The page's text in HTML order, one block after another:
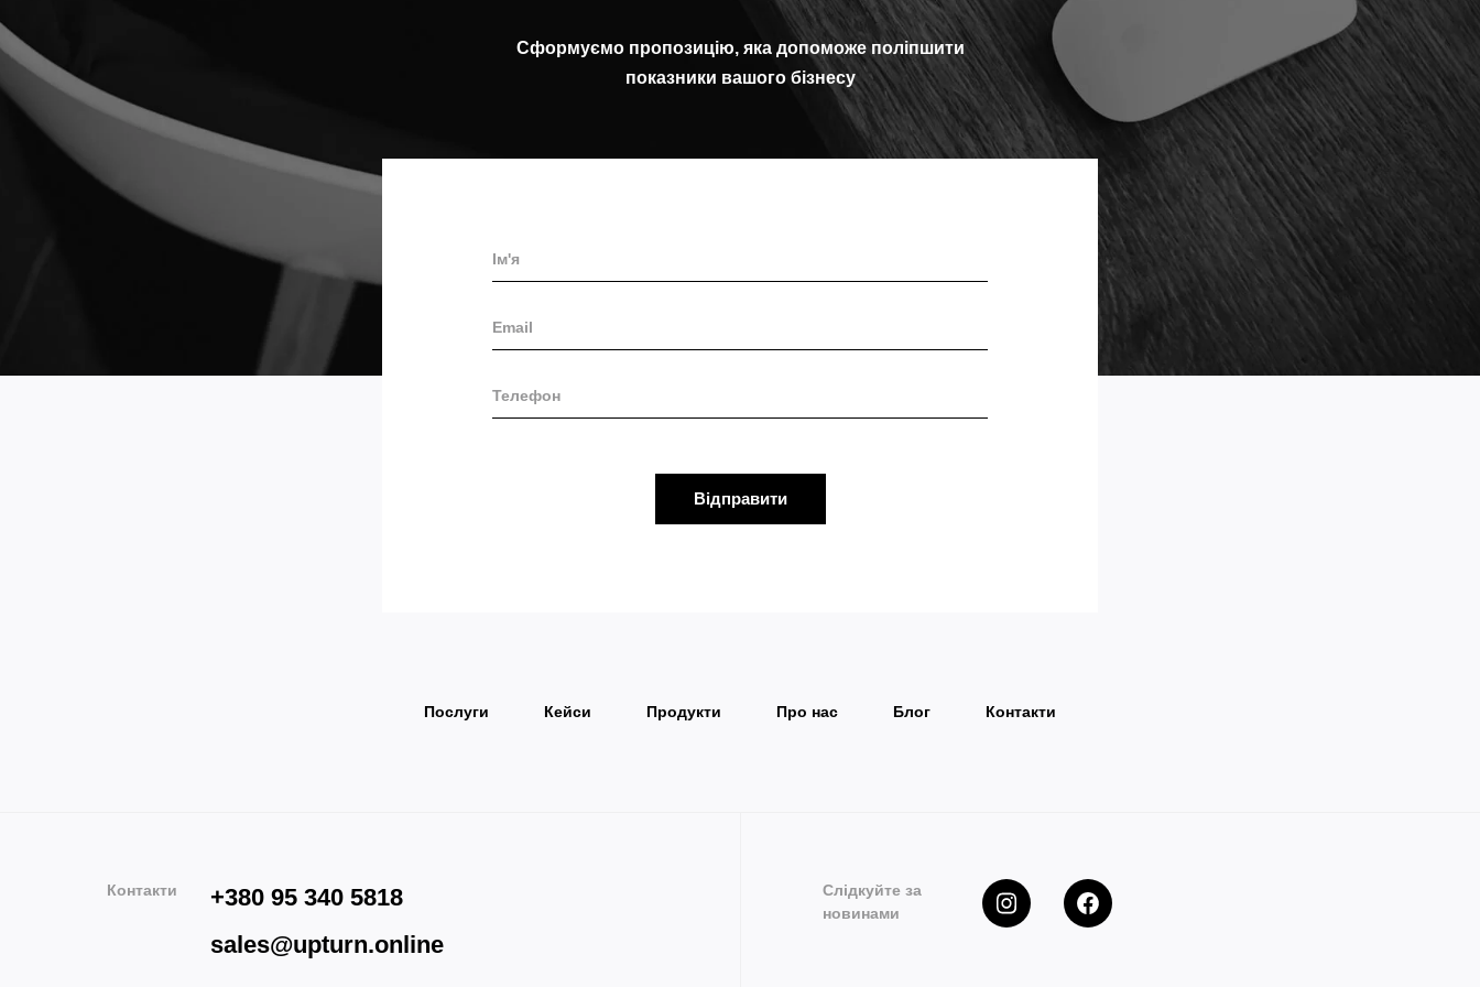
Сформуємо пропозицію, яка допоможе поліпшити
показники вашого бізнесу
Відправити
Послуги Кейси Продукти Про нас Блог Контакти
Контакти
+380 95 340 5818
sales@upturn.online
Слідкуйте за
новинами